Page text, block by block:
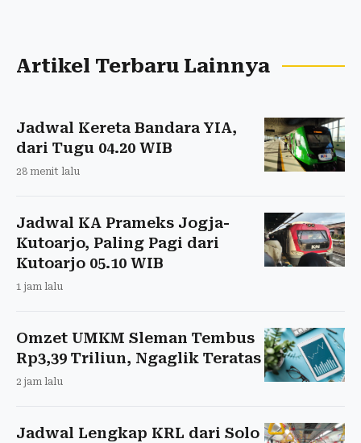
Artikel Terbaru Lainnya
Jadwal Kereta Bandara YIA,
dari Tugu 04.20 WIB
28 menit lalu
Jadwal KA Prameks Jogja-
Kutoarjo, Paling Pagi dari
Kutoarjo 05.10 WIB
1 jam lalu
Omzet UMKM Sleman Tembus
Rp3,39 Triliun, Ngaglik Teratas
2 jam lalu
Jadwal Lengkap KRL dari Solo